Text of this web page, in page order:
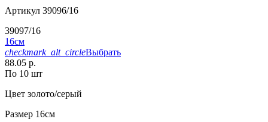
Артикул 39096/16
39097/16
16см
checkmark_alt_circleВыбрать
88.05 р.
По 10 шт
Цвет золото/серый
Размер 16см